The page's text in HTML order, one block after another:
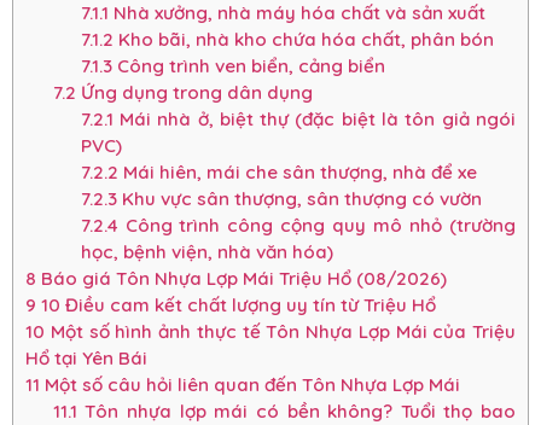
7.1.1 Nhà xưởng, nhà máy hóa chất và sản xuất
7.1.2 Kho bãi, nhà kho chứa hóa chất, phân bón
7.1.3Công trình ven biển, cảng biển
7.2 Ứng dụng trong dân dụng
7.2.1 Mái nhà ở, biệt thự (đặc biệt là tôn giả ngói
PVC)
7.2.2 Mái hiên, mái che sân thượng, nhà để xe
7.2.3Khu vực sân thượng, sân thượng có vườn
7.2.4 Công trình công cộng quy mô nhỏ (trường
học, bệnh viện, nhà văn hóa)
8 Báo giá Tôn Nhựa Lợp Mái Triệu Hổ (08/2026)
9 10 Điều cam kết chất lượng uy tín từ Triệu Hổ
10 Một số hình ảnh thực tế Tôn Nhựa Lợp Mái của Triệu
Hổ tại Yên Bái
11 Một số câu hỏi liên quan đến Tôn Nhựa Lợp Mái
11.1 Tôn nhựa lợp mái có bền không? Tuổi thọ bao